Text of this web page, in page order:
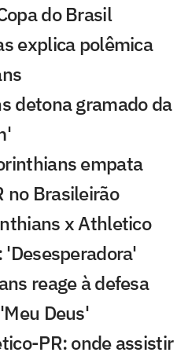
do Brasil
explica polêmica
detona gramado da
empata
no Brasileirão
x Athletico
'Desesperadora'
reage à defesa
Deus'
PR: onde assistir